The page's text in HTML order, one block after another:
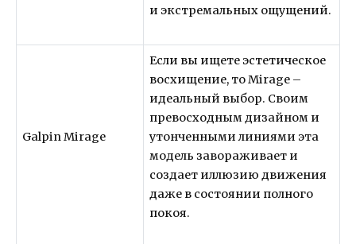
и экстремальных ощущений.
Galpin Mirage
Если вы ищете эстетическое
восхищение, то Mirage –
идеальный выбор. Своим
превосходным дизайном и
утонченными линиями эта
модель завораживает и
создает иллюзию движения
даже в состоянии полного
покоя.